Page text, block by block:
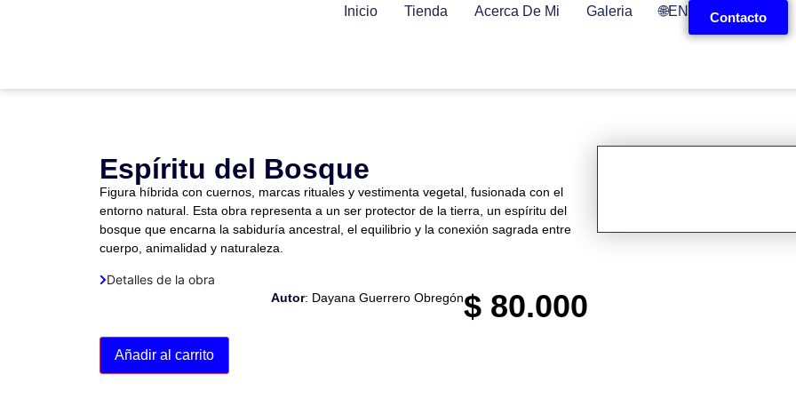
Inicio Tienda Acerca De Mi Galeria 🌐EN Contacto
Espíritu del Bosque
Figura híbrida con cuernos, marcas rituales y vestimenta vegetal, fusionada con el
entorno natural. Esta obra representa a un ser protector de la tierra, un espíritu del
bosque que encarna la sabiduría ancestral, el equilibrio y la conexión sagrada entre
cuerpo, animalidad y naturaleza.
Detalles de la obra
$ 80.000
Autor: Dayana Guerrero Obregón
Añadir al carrito